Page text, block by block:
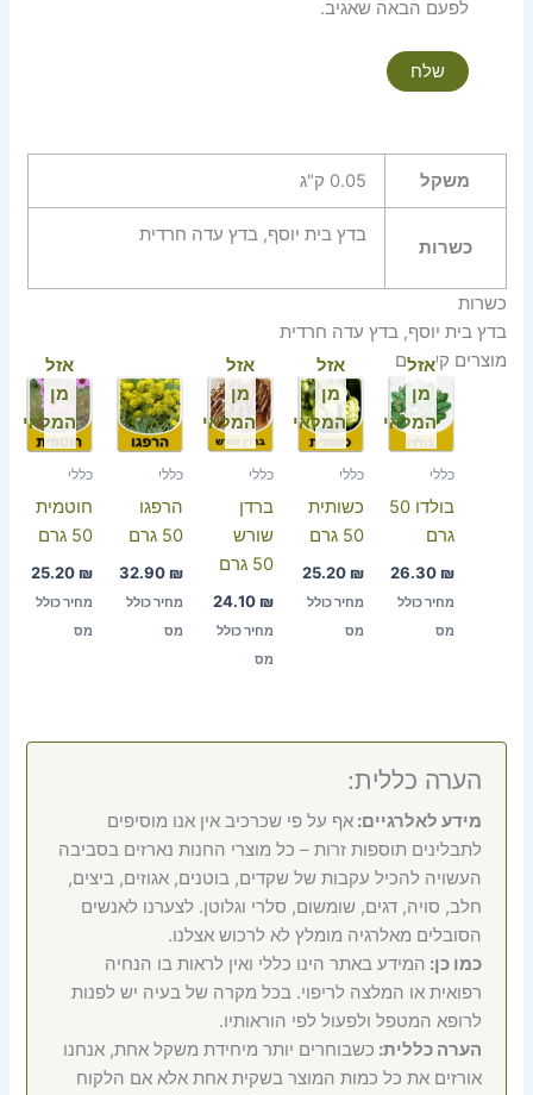
לפעם הבאה שאגיב.
משקל 0.05 ק"ג
כשרות
בדץ בית יוסף, בדץ עדה חרדית
כשרות
בדץ בית יוסף, בדץ עדה חרדית
מוצרים קשורים
אזל
מן
המלאי
כללי
בולדו 50
גרם
26.30 ₪
מחיר כולל
מס
אזל
מן
המלאי
כללי
כשותית
50 גרם
25.20 ₪
מחיר כולל
מס
אזל
מן
המלאי
כללי
ברדן
שורש
50 גרם
24.10 ₪
מחיר כולל
מס
כללי
הרפגו
50 גרם
32.90 ₪
מחיר כולל
מס
אזל
מן
המלאי
כללי
חוטמית
50 גרם
25.20 ₪
מחיר כולל
מס
הערה כללית:
מידע לאלרגיים:אף על פי שכרכיב אין אנו מוסיפים
לתבלינים תוספות זרות – כל מוצרי החנות נארזים בסביבה
העשויה להכיל עקבות של שקדים, בוטנים, אגוזים, ביצים,
חלב, סויה, דגים, שומשום, סלרי וגלוטן. לצערנו לאנשים
הסובלים מאלרגיה מומלץ לא לרכוש אצלנו.
כמו כן: המידע באתר הינו כללי ואין לראות בו הנחיה
רפואית או המלצה לריפוי. בכל מקרה של בעיה יש לפנות
לרופא המטפל ולפעול לפי הוראותיו.
הערה כללית: כשבוחרים יותר מיחידת משקל אחת, אנחנו
אורזים את כל כמות המוצר בשקית אחת אלא אם הלקוח